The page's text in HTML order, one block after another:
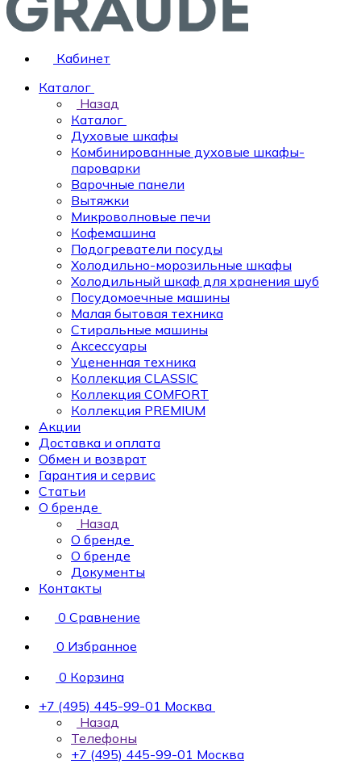
Кабинет
Каталог
Назад
Каталог
Духовые шкафы
Комбинированные духовые шкафы-
пароварки
Варочные панели
Вытяжки
Микроволновые печи
Кофемашина
Подогреватели посуды
Холодильно-морозильные шкафы
Холодильный шкаф для хранения шуб
Посудомоечные машины
Малая бытовая техника
Стиральные машины
Аксессуары
Уцененная техника
Коллекция CLASSIC
Коллекция COMFORT
Коллекция PREMIUM
Акции
Доставка и оплата
Обмен и возврат
Гарантия и сервис
Статьи
О бренде
Назад
О бренде
О бренде
Документы
Контакты
0 Сравнение
0 Избранное
0 Корзина
+7 (495) 445-99-01 Москва
Назад
Телефоны
+7 (495) 445-99-01 Москва